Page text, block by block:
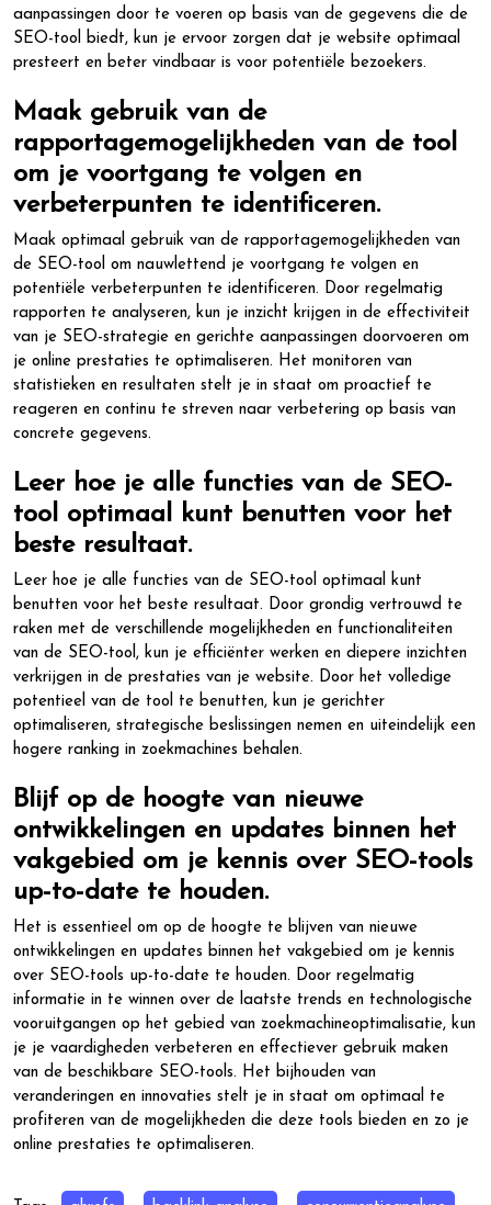
aanpassingen door te voeren op basis van de gegevens die de
SEO-tool biedt, kun je ervoor zorgen dat je website optimaal
presteert en beter vindbaar is voor potentiële bezoekers.
Maak gebruik van de
rapportagemogelijkheden van de tool
om je voortgang te volgen en
verbeterpunten te identificeren.
Maak optimaal gebruik van de rapportagemogelijkheden van
de SEO-tool om nauwlettend je voortgang te volgen en
potentiële verbeterpunten te identificeren. Door regelmatig
rapporten te analyseren, kun je inzicht krijgen in de effectiviteit
van je SEO-strategie en gerichte aanpassingen doorvoeren om
je online prestaties te optimaliseren. Het monitoren van
statistieken en resultaten stelt je in staat om proactief te
reageren en continu te streven naar verbetering op basis van
concrete gegevens.
Leer hoe je alle functies van de SEO-
tool optimaal kunt benutten voor het
beste resultaat.
Leer hoe je alle functies van de SEO-tool optimaal kunt
benutten voor het beste resultaat. Door grondig vertrouwd te
raken met de verschillende mogelijkheden en functionaliteiten
van de SEO-tool, kun je efficiënter werken en diepere inzichten
verkrijgen in de prestaties van je website. Door het volledige
potentieel van de tool te benutten, kun je gerichter
optimaliseren, strategische beslissingen nemen en uiteindelijk een
hogere ranking in zoekmachines behalen.
Blijf op de hoogte van nieuwe
ontwikkelingen en updates binnen het
vakgebied om je kennis over SEO-tools
up-to-date te houden.
Het is essentieel om op de hoogte te blijven van nieuwe
ontwikkelingen en updates binnen het vakgebied om je kennis
over SEO-tools up-to-date te houden. Door regelmatig
informatie in te winnen over de laatste trends en technologische
vooruitgangen op het gebied van zoekmachineoptimalisatie, kun
je je vaardigheden verbeteren en effectiever gebruik maken
van de beschikbare SEO-tools. Het bijhouden van
veranderingen en innovaties stelt je in staat om optimaal te
profiteren van de mogelijkheden die deze tools bieden en zo je
online prestaties te optimaliseren.